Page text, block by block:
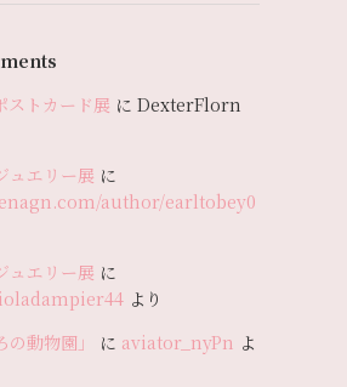
ストカード展 に DexterFlorn
ュエリー展 に
author/earltobey0
ュエリー展 に
より
動物園」
に aviator_nyPn よ